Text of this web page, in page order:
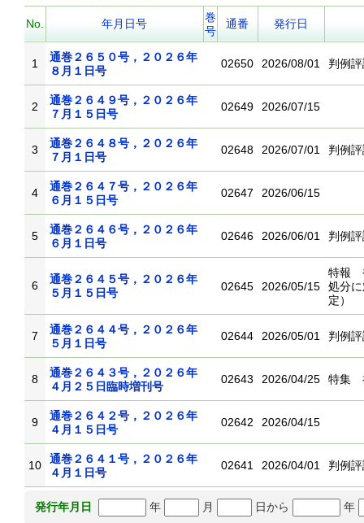
No. 年月日号
巻
号
通番 発行日
1
通巻２６５０号，２０２６年
８月１日号
02650 2026/08/01 判例
2
通巻２６４９号，２０２６年
７月１５日号
02649 2026/07/15
3
通巻２６４８号，２０２６年
７月１日号
02648 2026/07/01 判例
4
通巻２６４７号，２０２６年
６月１５日号
02647 2026/06/15
5
通巻２６４６号，２０２６年
６月１日号
02646 2026/06/01 判例
6
通巻２６４５号，２０２６年
５月１５日号
02645 2026/05/15
特報
処分
定）
7
通巻２６４４号，２０２６年
５月１日号
02644 2026/05/01 判例
8
通巻２６４３号，２０２６年
４月２５日臨時増刊号
02643 2026/04/25 特集
9
通巻２６４２号，２０２６年
４月１５日号
02642 2026/04/15
10
通巻２６４１号，２０２６年
４月１日号
02641 2026/04/01 判例
発行年月日 年 月 日から 年